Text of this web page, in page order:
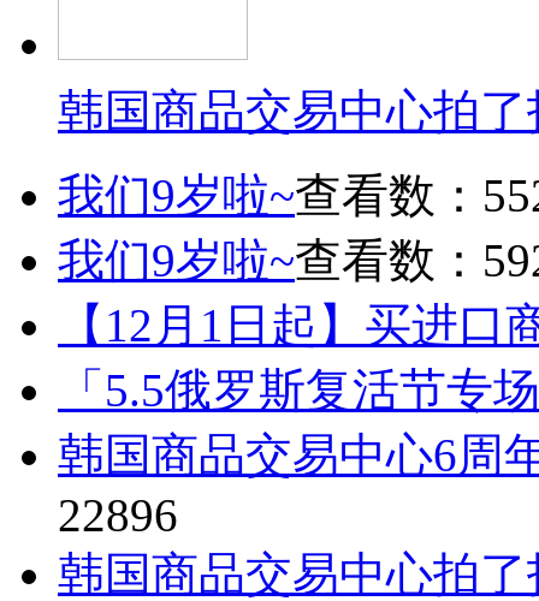
韩国商品交易中心拍
我们9岁啦~查看数：
我们9岁啦~查看数：
【12月1日起】买进口
「5.5俄罗斯复活节专
韩国商品交易中心6周
22896
韩国商品交易中心拍